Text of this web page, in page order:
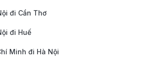
24/7:
hỗ trợ bạn giải đáp mọi thắc
đi Cần Thơ
đi Huế
Minh đi Hà Nội